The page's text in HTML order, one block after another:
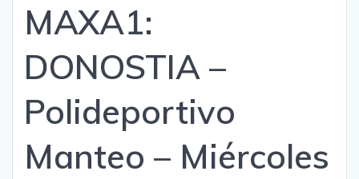
MAXA1:
DONOSTIA –
Polideportivo
Manteo – Miércoles